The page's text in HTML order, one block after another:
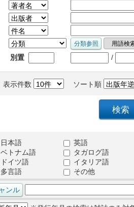
別置 /
表示件数 ソート順
日本語
英語
ベトナム語
タガログ語
ドイツ語
イタリア語
多言語
その他